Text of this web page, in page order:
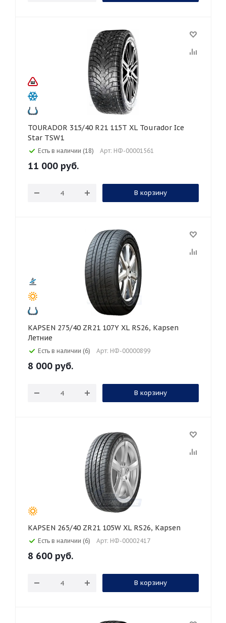
TOURADOR 315/40 R21 115T XL Tourador Ice
Star TSW1
Есть в наличии (18) Арт: НФ-00001561
11 000 руб.
В корзину
KAPSEN 275/40 ZR21 107Y XL RS26, Kapsen
Летние
Есть в наличии (6) Арт: НФ-00000899
8 000 руб.
В корзину
KAPSEN 265/40 ZR21 105W XL RS26, Kapsen
Есть в наличии (6) Арт: НФ-00002417
8 600 руб.
В корзину